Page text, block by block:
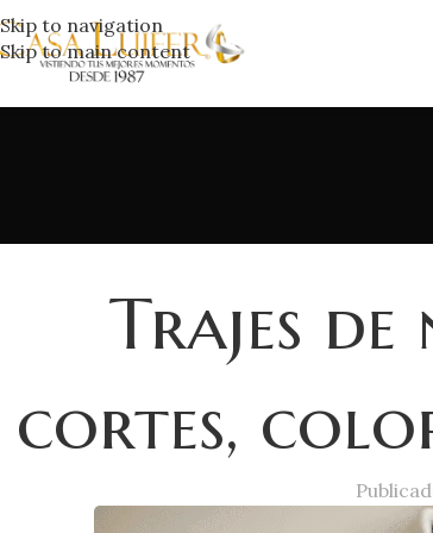
Skip to navigation
Skip to main content
Trajes
cortes,